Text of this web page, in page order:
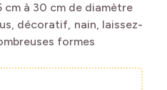
cm à 30 cm de diamètre
décoratif, nain, laissez-
formes